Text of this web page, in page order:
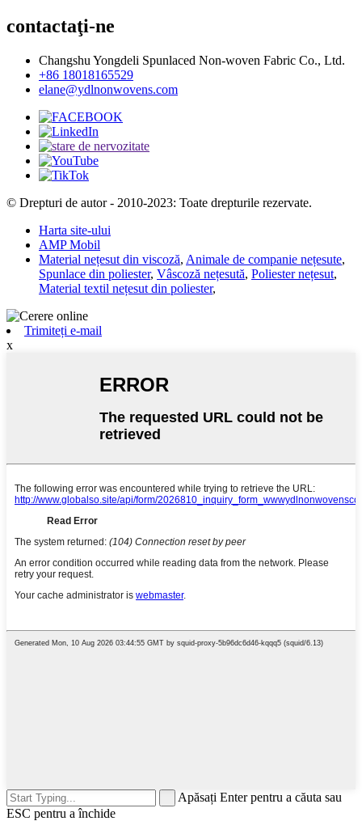
contactaţi-ne
Changshu Yongdeli Spunlaced Non-woven Fabric Co., Ltd.
+86 18018165529
elane@ydlnonwovens.com
© Drepturi de autor - 2010-2023: Toate drepturile rezervate.
Harta site-ului
AMP Mobil
Material nețesut din viscoză, Animale de companie nețesute,
Spunlace din poliester, Vâscoză nețesută, Poliester nețesut,
Material textil nețesut din poliester,
Trimiteți e-mail
x
Apăsați Enter pentru a căuta sau
ESC pentru a închide